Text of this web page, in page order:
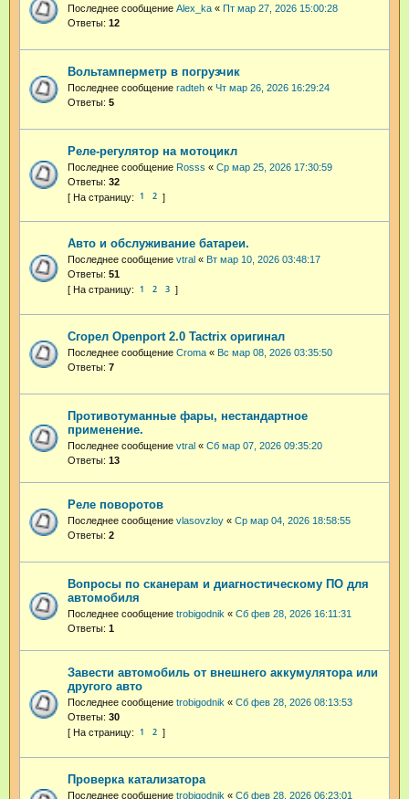
Последнее сообщение Alex_ka « Пт мар 27, 2026 15:00:28
Ответы: 12
Вольтамперметр в погрузчик
Последнее сообщение radteh « Чт мар 26, 2026 16:29:24
Ответы: 5
Реле-регулятор на мотоцикл
Последнее сообщение Rosss « Ср мар 25, 2026 17:30:59
Ответы: 32
1 2
Авто и обслуживание батареи.
Последнее сообщение vtral « Вт мар 10, 2026 03:48:17
Ответы: 51
1 2 3
Сгорел Openport 2.0 Tactrix оригинал
Последнее сообщение Croma « Вс мар 08, 2026 03:35:50
Ответы: 7
Противотуманные фары, нестандартное
применение.
Последнее сообщение vtral « Сб мар 07, 2026 09:35:20
Ответы: 13
Реле поворотов
Последнее сообщение vlasovzloy « Ср мар 04, 2026 18:58:55
Ответы: 2
Вопросы по сканерам и диагностическому ПО для
автомобиля
Последнее сообщение trobigodnik « Сб фев 28, 2026 16:11:31
Ответы: 1
Завести автомобиль от внешнего аккумулятора или
другого авто
Последнее сообщение trobigodnik « Сб фев 28, 2026 08:13:53
Ответы: 30
1 2
Проверка катализатора
Последнее сообщение trobigodnik « Сб фев 28, 2026 06:23:01